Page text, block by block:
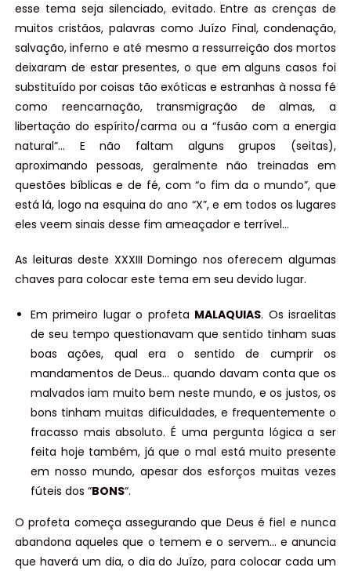
esse tema seja silenciado, evitado. Entre as crenças de
muitos cristãos, palavras como Juízo Final, condenação,
salvação, inferno e até mesmo a ressurreição dos mortos
deixaram de estar presentes, o que em alguns casos foi
substituído por coisas tão exóticas e estranhas à nossa fé
como reencarnação, transmigração de almas, a
libertação do espírito/carma ou a “fusão com a energia
natural”… E não faltam alguns grupos (seitas),
aproximando pessoas, geralmente não treinadas em
questões bíblicas e de fé, com “o fim da o mundo”, que
está lá, logo na esquina do ano “X”, e em todos os lugares
eles veem sinais desse fim ameaçador e terrível…
As leituras deste XXXIII Domingo nos oferecem algumas
chaves para colocar este tema em seu devido lugar.
Em primeiro lugar o profeta MALAQUIAS. Os israelitas
de seu tempo questionavam que sentido tinham suas
boas ações, qual era o sentido de cumprir os
mandamentos de Deus… quando davam conta que os
malvados iam muito bem neste mundo, e os justos, os
bons tinham muitas dificuldades, e frequentemente o
fracasso mais absoluto. É uma pergunta lógica a ser
feita hoje também, já que o mal está muito presente
em nosso mundo, apesar dos esforços muitas vezes
fúteis dos “BONS“.
O profeta começa assegurando que Deus é fiel e nunca
abandona aqueles que o temem e o servem… e anuncia
que haverá um dia, o dia do Juízo, para colocar cada um